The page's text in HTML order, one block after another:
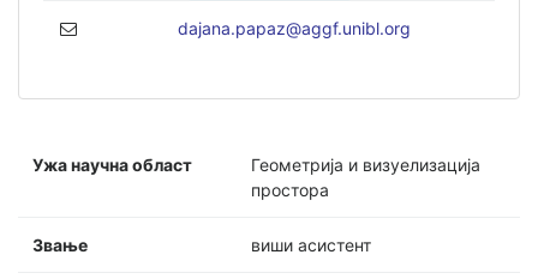
dajana.papaz@aggf.unibl.org
Ужа научна област
Геометрија и визуелизација
простора
Звање виши асистент